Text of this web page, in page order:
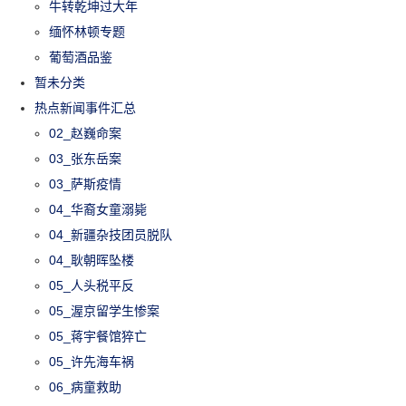
牛转乾坤过大年
缅怀林顿专题
葡萄酒品鉴
暂未分类
热点新闻事件汇总
02_赵巍命案
03_张东岳案
03_萨斯疫情
04_华裔女童溺毙
04_新疆杂技团员脱队
04_耿朝晖坠楼
05_人头税平反
05_渥京留学生惨案
05_蒋宇餐馆猝亡
05_许先海车祸
06_病童救助